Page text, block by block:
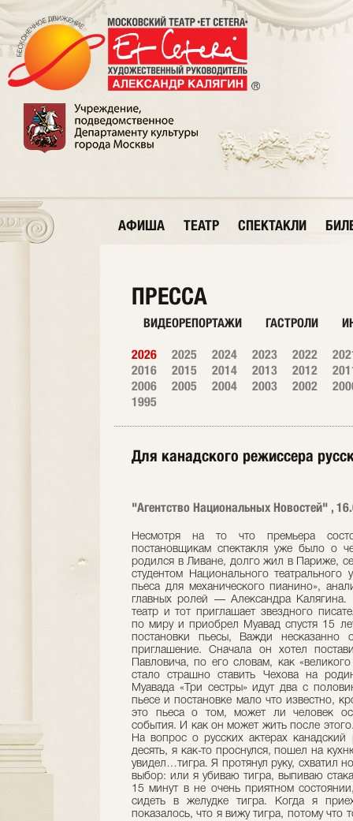
АФИША ТЕАТР СПЕКТАКЛИ
ПРЕССА
ВИДЕОРЕПОРТАЖИ ГАСТРОЛИ
2026 2025 2024 2023 2022
2016
2015 2014 2013 2012
2006
2005 2004 2003 2002
1995
Для канадского режиссера
"Агентство Национальных Новостей" ,
Несмотря на то что премьера
постановщикам спектакля уже было о
родился в Ливане, долго жил в Париже,
студентом Национального
пьеса для механического пианино»,
главных ролей — Александра Калягина.
театр и тот приглашает звездного
по миру и приобрел Муавад спустя 15
постановки пьесы, Важди несказанно
приглашение. Сначала он хотел
Павловича, по его словам, как
стало страшно ставить Чехова на
Муавада «Три сестры» идут два с
пьесе и постановке мало что известно,
это пьеса о том, может ли человек
события. И как он может жить после
На вопрос о русских актерах
десять, я как-то проснулся, пошел на
увидел…тигра. Я протянул руку, схватил
выбор: или я убиваю тигра, выпиваю
15 минут в не очень приятном
сидеть в желудке тигра. Когда я
показалось, что я вижу тигра, потому что